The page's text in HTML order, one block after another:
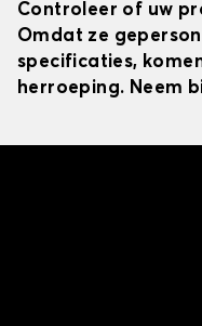
Controleer of uw
Omdat ze
specificaties,
herroeping. Neem